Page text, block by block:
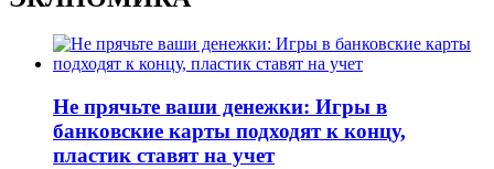
Не прячьте ваши денежки: Игры в
банковские карты подходят к концу,
пластик ставят на учет